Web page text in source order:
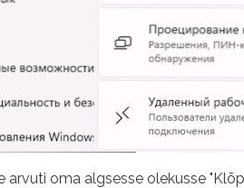
oma algsesse olekusse